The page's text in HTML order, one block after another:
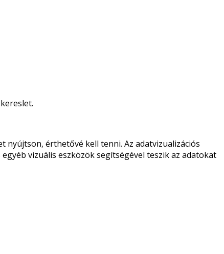
nyújtson, érthetővé kell tenni. Az adatvizualizációs
vizuális eszközök segítségével teszik az adatokat